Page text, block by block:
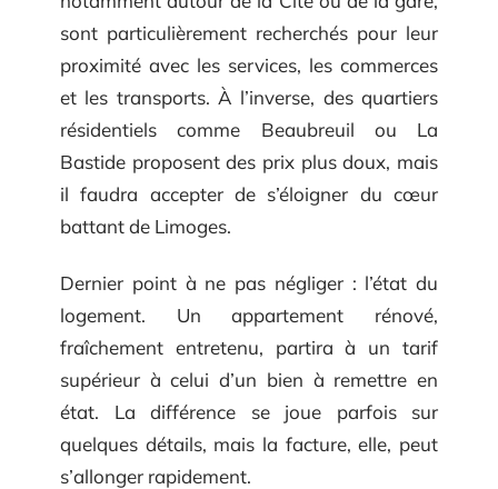
sont particulièrement recherchés pour leur
proximité avec les services, les commerces
et les transports. À l’inverse, des quartiers
résidentiels comme Beaubreuil ou La
Bastide proposent des prix plus doux, mais
il faudra accepter de s’éloigner du cœur
battant de Limoges.
Dernier point à ne pas négliger : l’état du
logement. Un appartement rénové,
fraîchement entretenu, partira à un tarif
supérieur à celui d’un bien à remettre en
état. La différence se joue parfois sur
quelques détails, mais la facture, elle, peut
s’allonger rapidement.